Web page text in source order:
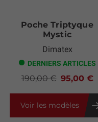
Poche Triptyque
Mystic
Dimatex
DERNIERS ARTICLES
95,00 €
190,00 €
Voir les modèles